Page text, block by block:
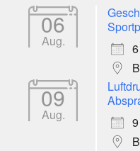
06
Aug.
09
Aug.